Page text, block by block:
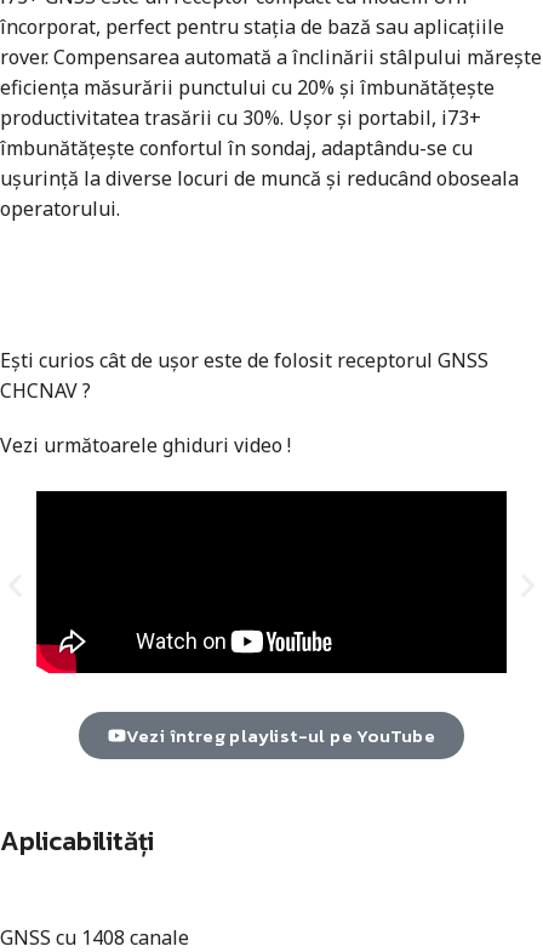
încorporat, perfect pentru stația de bază sau aplicațiile
rover. Compensarea automată a înclinării stâlpului mărește
eficiența măsurării punctului cu 20% și îmbunătățește
productivitatea trasării cu 30%. Ușor și portabil, i73+
îmbunătățește confortul în sondaj, adaptându-se cu
ușurință la diverse locuri de muncă și reducând oboseala
operatorului.
Ești curios cât de ușor este de folosit receptorul GNSS
CHCNAV ?
Vezi următoarele ghiduri video !
Vezi întreg playlist-ul pe YouTube
Aplicabilități
GNSS cu 1408 canale